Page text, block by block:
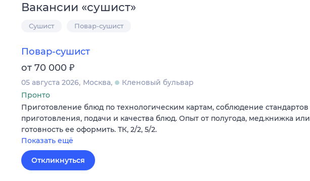
Сберегаем вместе
Гороскопы
Вакансии «сушист»
Сушист Повар-сушист
Повар-сушист
от 70 000 ₽
05 августа 2026 Москва
Кленовый бульвар
Пронто
Приготовление блюд по технологическим картам, соблюдение стандартов
приготовления, подачи и качества блюд. Опыт от полугода, мед.книжка или
готовность ее оформить. ТК, 2/2, 5/2.
Показать ещё
Откликнуться